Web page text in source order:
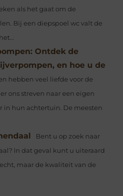
als het gaat om de
Bij een diepspoel wc valt de
Ontdek de
en hoe u de
hebben veel liefde voor de
ons streven naar een eigen
in hun achtertuin. De meesten
Bent u op zoek naar
In dat geval kunt u uiteraard
maar de kwaliteit van de